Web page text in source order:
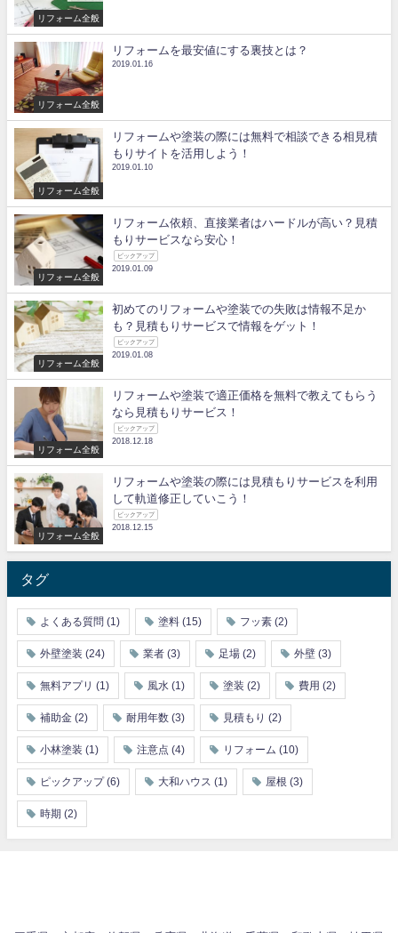
リフォーム全般
リフォーム全般
リフォームを最安値にする裏技とは？
2019.01.16
リフォーム全般
リフォームや塗装の際には無料で相談できる相見積
もりサイトを活用しよう！
2019.01.10
リフォーム全般
リフォーム依頼、直接業者はハードルが高い？見積
もりサービスなら安心！
ピックアップ
2019.01.09
リフォーム全般
初めてのリフォームや塗装での失敗は情報不足か
も？見積もりサービスで情報をゲット！
ピックアップ
2019.01.08
リフォーム全般
リフォームや塗装で適正価格を無料で教えてもらう
なら見積もりサービス！
ピックアップ
2018.12.18
リフォーム全般
リフォームや塗装の際には見積もりサービスを利用
して軌道修正していこう！
ピックアップ
2018.12.15
タグ
よくある質問 (1) 塗料 (15) フッ素 (2)
外壁塗装 (24) 業者 (3) 足場 (2) 外壁 (3)
無料アプリ (1) 風水 (1) 塗装 (2) 費用 (2)
補助金 (2) 耐用年数 (3) 見積もり (2)
小林塗装 (1) 注意点 (4) リフォーム (10)
ピックアップ (6) 大和ハウス (1) 屋根 (3)
時期 (2)